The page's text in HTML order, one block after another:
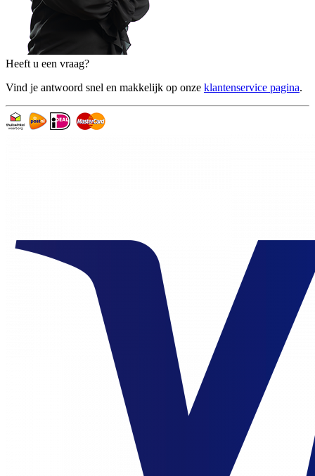
Heeft u een vraag?
Vind je antwoord snel en makkelijk op onze klantenservice pagina.